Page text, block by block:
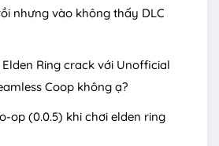
nhưng vào không thấy DLC
Ring crack với Unofficial
Coop không ạ?
op (0.0.5) khi chơi elden ring